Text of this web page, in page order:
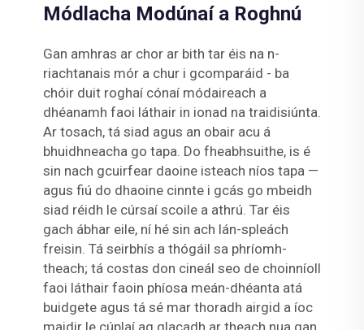
Módlacha Modúnaí a Roghnú
Gan amhras ar chor ar bith tar éis na n-
riachtanais mór a chur i gcomparáid - ba
chóir duit roghaí cónaí módaireach a
dhéanamh faoi láthair in ionad na traidisiúnta.
Ar tosach, tá siad agus an obair acu á
bhuidhneacha go tapa. Do fheabhsuithe, is é
sin nach gcuirfear daoine isteach níos tapa —
agus fiú do dhaoine cinnte i gcás go mbeidh
siad réidh le cúrsaí scoile a athrú. Tar éis
gach ábhar eile, ní hé sin ach lán-spleách
freisin. Tá seirbhís a thógáil sa phríomh-
theach; tá costas don cineál seo de choinníoll
faoi láthair faoin phíosa meán-dhéanta atá
buidgete agus tá sé mar thoradh airgid a íoc